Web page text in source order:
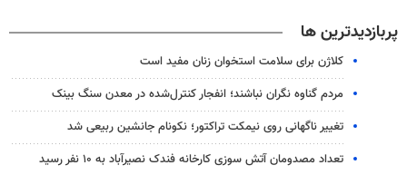
پربازدیدترین ها
کلاژن برای سلامت استخوان زنان مفید است
مردم گناوه نگران نباشند؛ انفجار کنترل‌شده در معدن سنگ بینک
تغییر ناگهانی روی نیمکت تراکتور؛ نکونام جانشین ربیعی شد
تعداد مصدومان آتش سوزی کارخانه فندک نصیرآباد به ۱۰ نفر رسید